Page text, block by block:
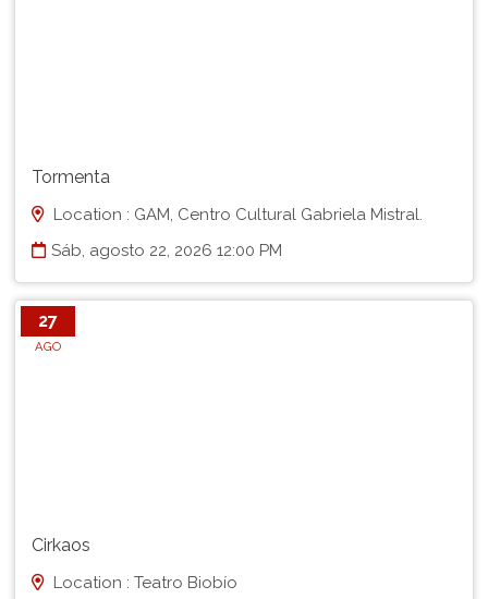
Tormenta
Location : GAM, Centro Cultural Gabriela Mistral.
Sáb, agosto 22, 2026 12:00 PM
27
AGO
Cirkaos
Location : Teatro Biobío